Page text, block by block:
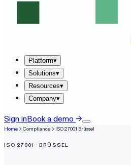
Platform▾
Solutions▾
Resources▾
Company▾
Sign inBook a demo →
Home Compliance ISO 27001 Brüssel
ISO 27001 ·BRÜSSEL